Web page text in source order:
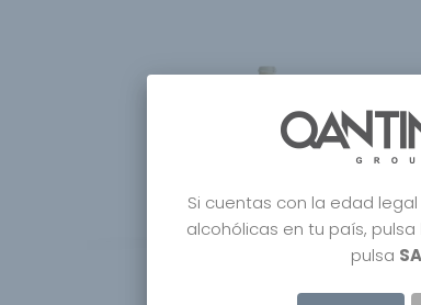
Si cuentas con la edad
alcohólicas en tu país, pulsa
pulsa